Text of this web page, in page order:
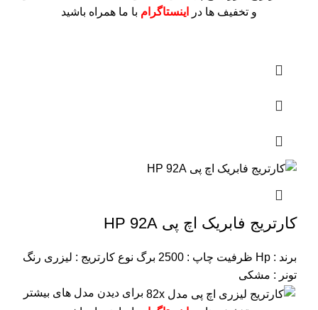
و تخفیف ها در
اینستاگرام با ما همراه باشید
کارتریج فابریک اچ پی HP 92A
برند : Hp ظرفیت چاپ : 2500 برگ نوع کارتریج : لیزری رنگ
تونر : مشکی
برای دیدن مدل های بیشتر